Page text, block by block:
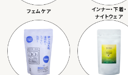
フェムケア
インナー・下着・
ナイトウェア